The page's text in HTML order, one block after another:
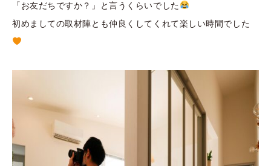
「お友だちですか？」と言うくらいでした
初めましての取材陣とも仲良くしてくれて楽しい時間でした